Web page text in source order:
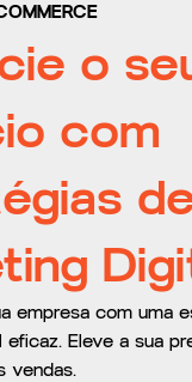
o
com
empresa com uma
Eleve a sua
vendas.